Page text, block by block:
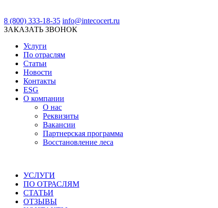
8 (800) 333-18-35 info@intecocert.ru
ЗАКАЗАТЬ ЗВОНОК
Услуги
По отраслям
Статьи
Новости
Контакты
ESG
О компании
О нас
Реквизиты
Вакансии
Партнерская программа
Восстановление леса
УСЛУГИ
ПО ОТРАСЛЯМ
СТАТЬИ
ОТЗЫВЫ